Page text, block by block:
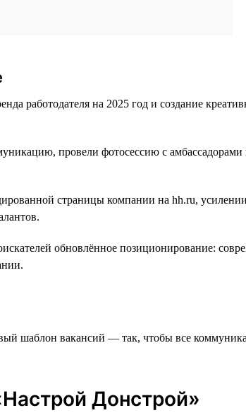
работодателя на 2025 год и создание
провели фотосессию с
страницы компании на hh.ru,
обновлённое позиционирование:
шаблон вакансий — так, чтобы все
Донстрой»